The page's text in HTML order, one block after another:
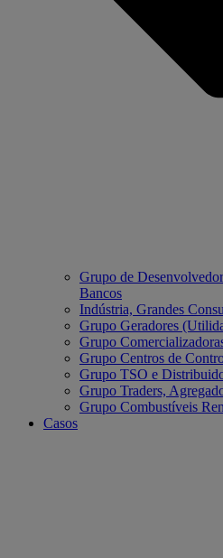
Grupo de
Bancos
Indústria, Grandes
Grupo Geradores
Grupo
Grupo Centros de
Grupo TSO e
Grupo Traders,
Grupo Combustíveis
Casos